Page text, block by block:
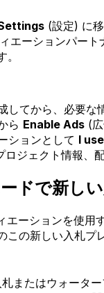
(設定) に移
ーションパート
してから、必要
ら Enable Ads (
ションとして I
ジェクト情報、
ドで新し
ーションを使用
の新しい入札プ
またはウォータ